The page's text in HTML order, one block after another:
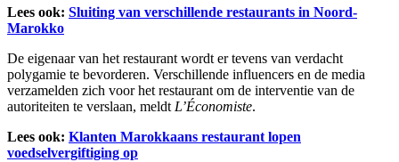
Lees ook: Sluiting van verschillende restaurants in Noord-
Marokko
De eigenaar van het restaurant wordt er tevens van verdacht
polygamie te bevorderen. Verschillende influencers en de media
verzamelden zich voor het restaurant om de interventie van de
autoriteiten te verslaan, meldt L’Économiste.
Lees ook: Klanten Marokkaans restaurant lopen
voedselvergiftiging op